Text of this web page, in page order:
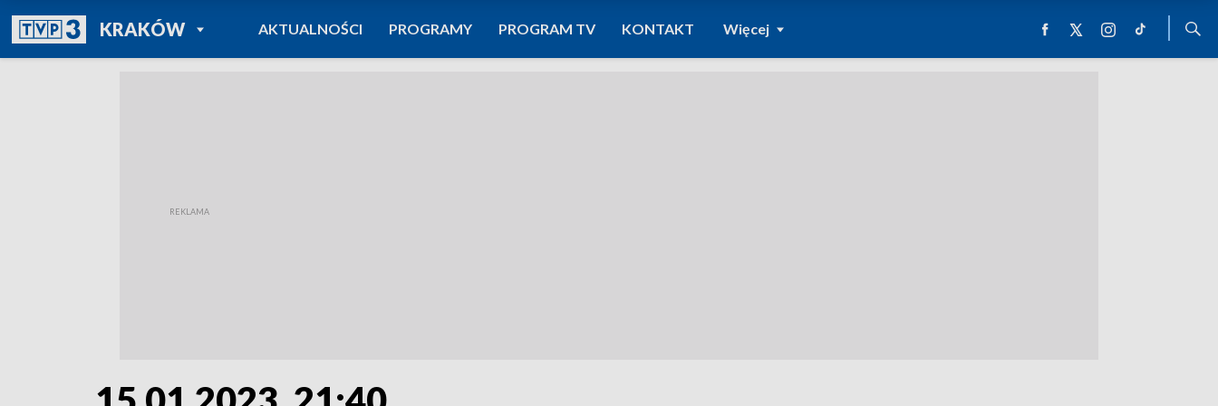
KRAKÓWPOWRÓT DO
TVP REGIONY
AKTUALNOŚCI PROGRAMY PROGRAM TV KONTAKT Więcej